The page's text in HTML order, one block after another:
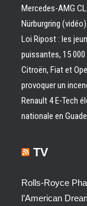
Mercedes-AMG
Nürburgring (vidéo)
Loi Ripost : les
puissantes, 15
Citroën, Fiat et
provoquer un
Renault 4 E-Tech
nationale en
TV
Rolls-Royce
l’American